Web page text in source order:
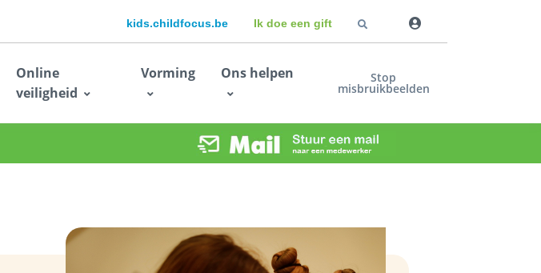
kids.childfocus.be Ik doe een gift
Online
veiligheid
Vorming Ons helpen Stop
misbruikbeelden